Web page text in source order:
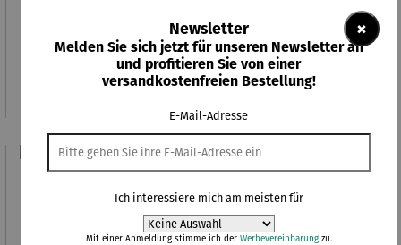
Durchschnittliche Bewertung von 5 von 5 Sternen
Weinpaket 6er Set | Klassiker leichte Sommerküche
Verkaufspreis:
35,00 € UVPRegulärer Preis:
53,70 €
×
Newsletter
Melden Sie sich jetzt für unseren Newsletter an
und profitieren Sie von einer
versandkostenfreien Bestellung!
E-Mail-Adresse
Ich interessiere mich am meisten für
Mit einer Anmeldung stimme ich der Werbevereinbarungzu.